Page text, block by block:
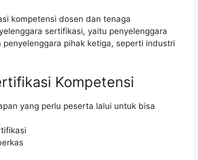
kompetensi dosen dan tenaga
sertifikasi, yaitu penyelenggara
pihak ketiga, seperti industri
Kompetensi
yang perlu peserta lalui untuk bisa